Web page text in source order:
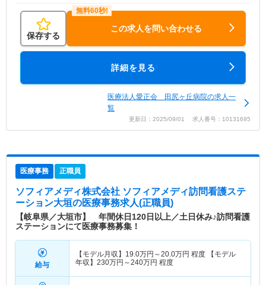
保存する
この求人を問い合わせる
詳細を見る
医療法人愛正会 田尻ヶ丘病院の求人一
覧
更新日：2025/09/01 求人番号：10131695
医療事務 正職員
ソフィアメディ株式会社 ソフィアメディ訪問看護ステ
ーション大垣の医療事務求人(正職員)
【岐阜県／大垣市】 年間休日120日以上／土日休み♪訪問看護
ステーションにて医療事務募集！
給与
【モデル月収】 19.0万円～20.0万円 程度 【モデル
年収】 230万円～240万円 程度